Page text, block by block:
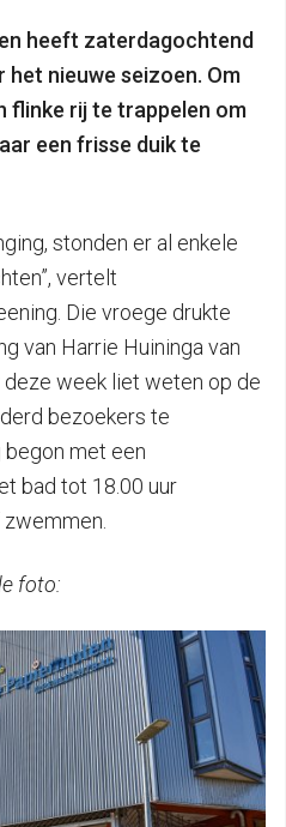
heeft zaterdagochtend
het nieuwe seizoen. Om
flinke rij te trappelen om
een frisse duik te
stonden er al enkele
vertelt
Die vroege drukte
van Harrie Huininga van
week liet weten op de
bezoekers te
met een
bad tot 18.00 uur
foto: